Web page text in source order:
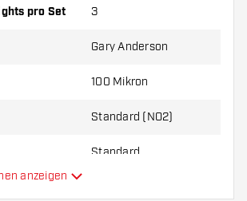
eine andere Dicke der Flights aus,
welche Variante am besten
pro Set 3
Gary Anderson
100 Mikron
Standard (NO2)
Standard
anzeigen